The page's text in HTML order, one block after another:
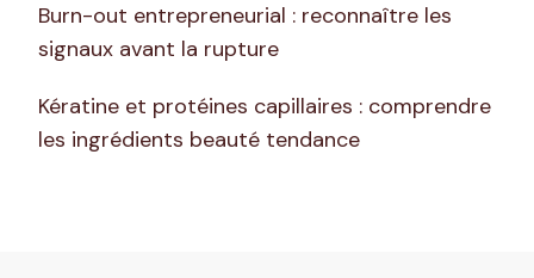
Burn-out entrepreneurial : reconnaître les
signaux avant la rupture
Kératine et protéines capillaires : comprendre
les ingrédients beauté tendance